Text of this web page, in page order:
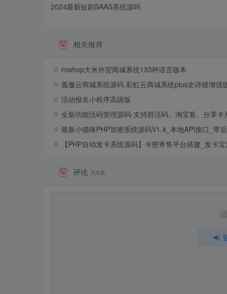
2024最新短剧SAAS系统源码
相关推荐
mishop大米外贸商城系统133种语言版本
孤傲云商城系统源码 彩虹云商城系统plus史诗级增强
活动报名小程序高级版
全新功能活码管理源码-支持群活码、淘宝客、分享卡
最新小猫咪PHP加密系统源码V1.4_本地API接口_带
【PHP自动发卡系统源码】卡密寄售平台搭建_发卡
评论 共6条